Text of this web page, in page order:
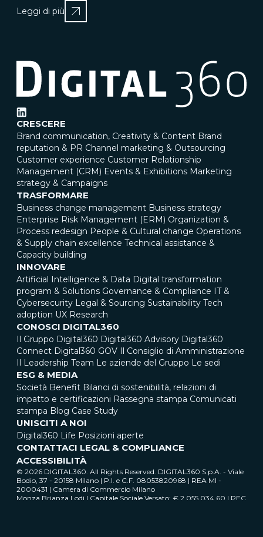
Leggi di più
CRESCERE
Brand communication, Creativity & Content Brand
reputation & PR Channel marketing & Outsourcing
Customer experience Customer Relationship
Management (CRM) Events & Exhibitions Marketing
strategy & Campaigns
TRASFORMARE
Business change management Business strategy
Enterprise Risk Management (ERM) Organization &
Process redesign People & Cultural change Operations
& Supply chain excellence Technical assistance &
Capacity building
INNOVARE
Artificial Intelligence & Data Digital transformation
program & Solutions Governance & Compliance IT &
Cybersecurity Legal & Sourcing Sustainability Tech
adoption UX Research
CONOSCI DIGITAL360
Il Gruppo Digital360 Digital360 Advisory Digital360
Connect Digital360 GOV Il Consiglio di Amministrazione
Il Leadership Team Le aziende del Gruppo Le sedi
ESG & MEDIA
Società Benefit Bilanci di sostenibilità, relazioni di
impatto e certificazioni Rassegna stampa Comunicati
stampa Blog Case Study
UNISCITI A NOI
Digital360 Life Posizioni aperte
CONTATTACI LEGAL & COMPLIANCE
ACCESSIBILITÀ
© 2026 DIGITAL360. All Rights Reserved. DIGITAL360 S.p.A. - Viale
Bodio, 37 - 20158 Milano | P.I. e C.F. 08053820968 | REA MI -
2000431 | Camera di Commercio Milano
Monza Brianza Lodi | Capitale Sociale Versato: € 2.055.034,60 | PEC